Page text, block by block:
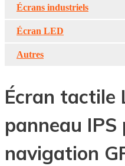
Écrans industriels
Écran LED
Autres
Écran tactile
panneau IPS
navigation